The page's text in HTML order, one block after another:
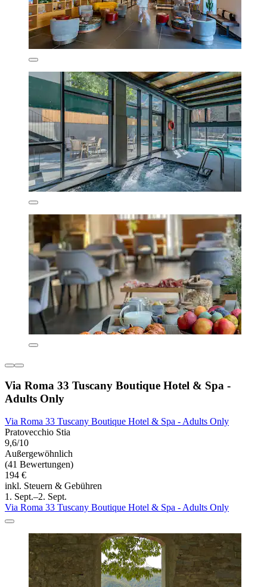
Via Roma 33 Tuscany Boutique Hotel & Spa -
Adults Only
Via Roma 33 Tuscany Boutique Hotel & Spa - Adults Only
Pratovecchio Stia
9,6/10
Außergewöhnlich
(41 Bewertungen)
194 €
inkl. Steuern & Gebühren
1. Sept.–2. Sept.
Via Roma 33 Tuscany Boutique Hotel & Spa - Adults Only